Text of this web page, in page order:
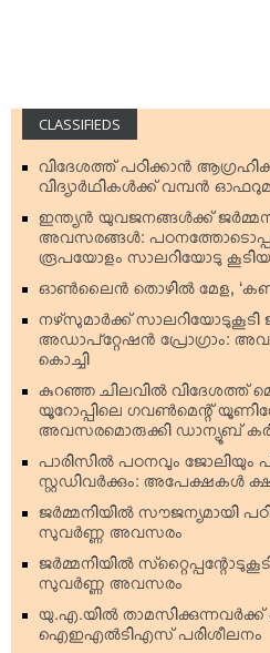
CLASSIFIEDS
വിദേശത്ത് പഠിക്കാന്‍
വിദ്യാര്‍ഥികള്‍ക്ക് വമ്പന്‍
ഇന്ത്യന്‍ യുവജനങ്ങള്‍ക്ക്
അവസരങ്ങള്‍:
രൂപയോളം സാലറിയോടു
ഓണ്‍ലൈന്‍ തൊഴില്‍ മേള, ‘കണക്ട്
നഴ്‌സുമാര്‍ക്ക് സാലറിയോടുകൂടി
അഡാപ്റ്റേഷന്‍ പ്രോഗ്രാം:
കൊച്ചി
കുറഞ്ഞ ചിലവില്‍ വിദേശത്ത്
യൂറോപ്പിലെ ഗവണ്‍മെന്റ്
അവസരമൊരുക്കി ഡാന്യൂബ്
പാരിസില്‍ പഠനവും ജോലിയും
സ്റ്റഡിവര്‍ക്കും: അപേക്ഷകള്‍
ജര്‍മ്മനിയില്‍ സൗജന്യമായി
സുവര്‍ണ്ണ അവസരം
ജര്‍മ്മനിയില്‍
സുവര്‍ണ്ണ അവസരം
യു.എ.യില്‍
ഐഇഎല്‍ടിഎസ് പരിശീലനം